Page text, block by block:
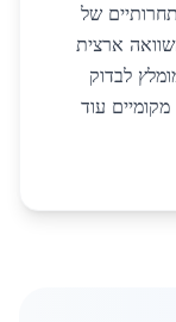
של
ארצית
לבדוק
עוד